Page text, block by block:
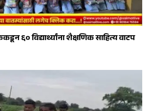
६० विद्यार्थ्यांना शैक्षणिक साहित्य वाटप